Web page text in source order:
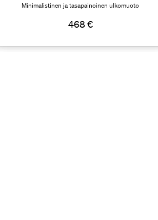
Minimalistinen ja tasapainoinen ulkomuoto
468 €